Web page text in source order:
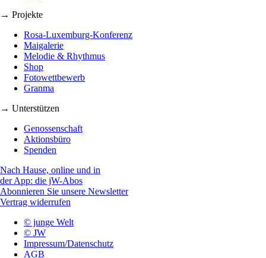
→ Projekte
Rosa-Luxemburg-Konferenz
Maigalerie
Melodie & Rhythmus
Shop
Fotowettbewerb
Granma
→ Unterstützen
Genossenschaft
Aktionsbüro
Spenden
Nach Hause, online und in
der App: die jW-Abos
Abonnieren Sie unsere Newsletter
Vertrag widerrufen
© junge Welt
© JW
Impressum/Datenschutz
AGB